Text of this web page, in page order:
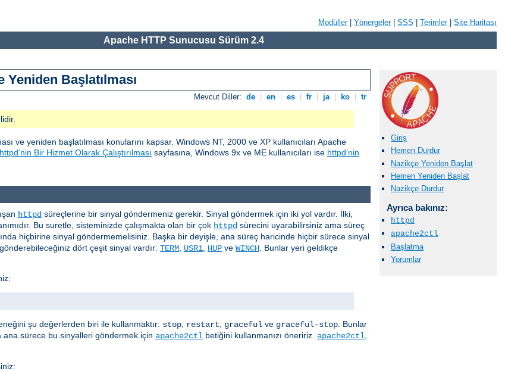
Modüller| Yönergeler| SSS Terimler| Site Haritası
Apache HTTP Sunucusu Sürüm 2.4
Başlatılması
Mevcut Diller: de en es fr ja ko tr
ve yeniden başlatılması konularını kapsar. Windows NT, 2000 ve XP kullanıcıları Apache
httpd’nin Bir Hizmet Olarak Çalıştırılması sayfasına, Windows 9x ve ME kullanıcıları ise httpd’nin
Giriş
Hemen Durdur
Nazikçe Yeniden Başlat
Hemen Yeniden Başlat
Nazikçe Durdur
Ayrıca bakınız:
httpd
apache2ctl
Başlatma
Yorumlar
httpd süreçlerine bir sinyal göndermeniz gerekir. Sinyal göndermek için iki yol vardır. İlki,
Bu suretle, sisteminizde çalışmakta olan bir çok httpd sürecini uyarabilirsiniz ama süreç
hiçbirine sinyal göndermemelisiniz. Başka bir deyişle, ana süreç haricinde hiçbir sürece sinyal
dört çeşit sinyal vardır: TERM USR1 HUP ve WINCH . Bunlar yeri geldikçe
şu değerlerden biri ile kullanmaktır: stop restart graceful ve graceful-stop . Bunlar
ana sürece bu sinyalleri göndermek için apache2ctl betiğini kullanmanızı öneririz. apache2ctl